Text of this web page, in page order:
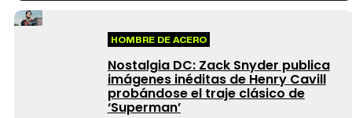
HOMBRE DE ACERO
Nostalgia DC: Zack Snyder publica
imágenes inéditas de Henry Cavill
probándose el traje clásico de
‘Superman’